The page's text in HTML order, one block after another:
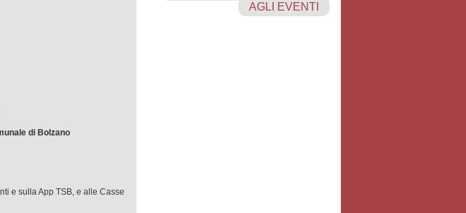
di Bolzano
e sulla App TSB, e alle Casse
AGLI EVENTI